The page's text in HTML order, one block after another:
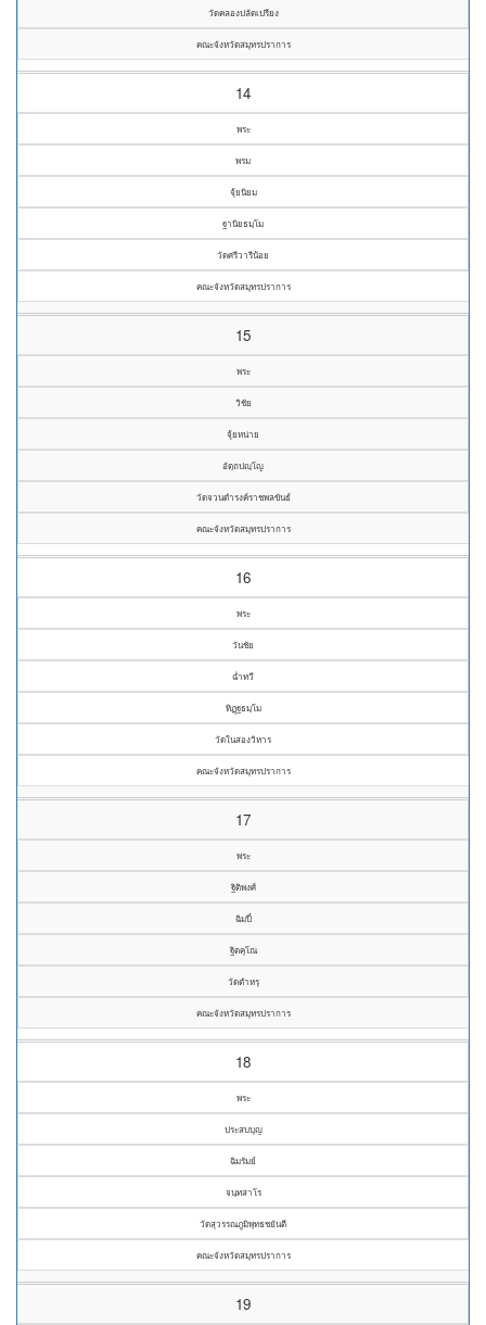
วัดคลองปลัดเปรียง
คณะจังหวัดสมุทรปราการ
14
พระ
พรม
จุ้ยนิยม
ฐานิยธมฺโม
วัดศรีวารีน้อย
คณะจังหวัดสมุทรปราการ
15
พระ
วิชัย
จุ้ยหน่าย
อัตฺถปญฺโญ
วัดจวนดำรงค์ราชพลขันธ์
คณะจังหวัดสมุทรปราการ
16
พระ
วันชัย
ฉ่ำทวี
ทิฏฺฐธมฺโม
วัดในสองวิหาร
คณะจังหวัดสมุทรปราการ
17
พระ
ฐิติพงศ์
ฉิมปี๋
ฐิตคุโณ
วัดตำหรุ
คณะจังหวัดสมุทรปราการ
18
พระ
ประสบบุญ
ฉิมรัมย์
จนฺทสาโร
วัดสุวรรณภูมิพุทธชยันตี
คณะจังหวัดสมุทรปราการ
19